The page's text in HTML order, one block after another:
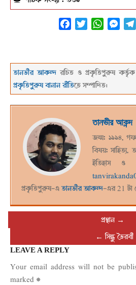
FacebookTwitterWhatsApp
তানভীর আকন্দ রচিত ও প্রকৃতিপুরুষ
প্রকৃতিপুরুষ বানান রীতিতে সম্পাদিত।
তানভীর আকন্দ
জন্ম: ১৯৯৪,
বিষয়: সাহিত্য,
ইতিহাস ও
প্রকৃতিপুরুষ-এতানভীর আকন্দ-এর 21 টা
প্রস্থান →
←সিন্ধু ভৈরবী
LEAVE A REPLY
Your email address will not be
marked*